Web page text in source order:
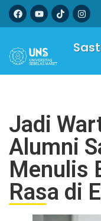
Jadi
Alumni
Menulis
Rasa di